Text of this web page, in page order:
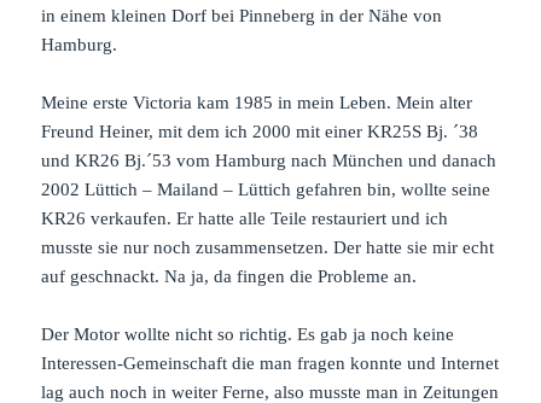
in einem kleinen Dorf bei Pinneberg in der Nähe von
Hamburg.
Meine erste Victoria kam 1985 in mein Leben. Mein alter
Freund Heiner, mit dem ich 2000 mit einer KR25S Bj. ´38
und KR26 Bj.´53 vom Hamburg nach München und danach
2002 Lüttich – Mailand – Lüttich gefahren bin, wollte seine
KR26 verkaufen. Er hatte alle Teile restauriert und ich
musste sie nur noch zusammensetzen. Der hatte sie mir echt
auf geschnackt. Na ja, da fingen die Probleme an.
Der Motor wollte nicht so richtig. Es gab ja noch keine
Interessen-Gemeinschaft die man fragen konnte und Internet
lag auch noch in weiter Ferne, also musste man in Zeitungen